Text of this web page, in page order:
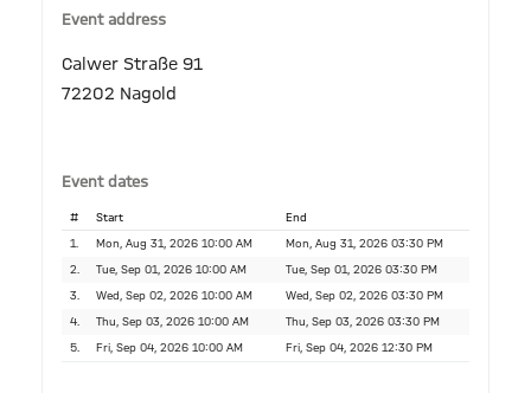
Event address
Calwer Straße 91
72202 Nagold
Event dates
# Start End
1. Mon, Aug 31, 2026 10:00 AM Mon, Aug 31, 2026 03:30 PM
2. Tue, Sep 01, 2026 10:00 AM Tue, Sep 01, 2026 03:30 PM
3. Wed, Sep 02, 2026 10:00 AM Wed, Sep 02, 2026 03:30 PM
4. Thu, Sep 03, 2026 10:00 AM Thu, Sep 03, 2026 03:30 PM
5. Fri, Sep 04, 2026 10:00 AM Fri, Sep 04, 2026 12:30 PM